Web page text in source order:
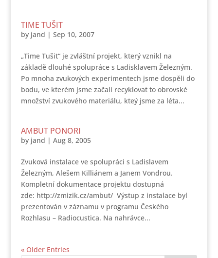
TIME TUŠIT
by jand | Sep 10, 2007
„Time Tušit“ je zvláštní projekt, který vznikl na
základě dlouhé spolupráce s Ladisklavem Železným.
Po mnoha zvukových experimentech jsme dospěli do
bodu, ve kterém jsme začali recyklovat to obrovské
množství zvukového materiálu, kteý jsme za léta...
AMBUT PONORI
by jand | Aug 8, 2005
Zvuková instalace ve spolupráci s Ladislavem
Železným, Alešem Killiánem a Janem Vondrou.
Kompletní dokumentace projektu dostupná
zde: http://zmizik.cz/ambut/ Výstup z instalace byl
prezentován v záznamu v programu Českého
Rozhlasu – Radiocustica. Na nahrávce...
« Older Entries